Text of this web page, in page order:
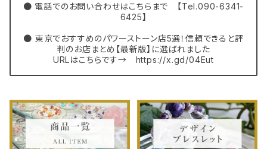
● 電話でのお問い合わせはこちらまで 【Tel.090-6341-
6425】
● 東京でおすすめのパワーストーン店5選！信頼できると評
判のお店まとめ【最新版】に選ばれました
URLはこちらです→ https://x.gd/04Eut